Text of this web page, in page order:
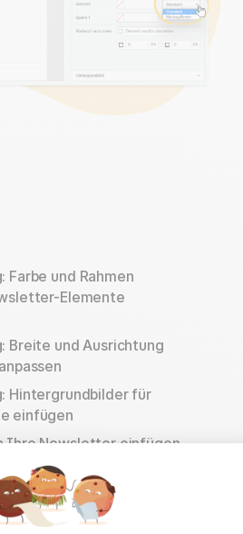
Farbe und Rahmen
Elemente
Breite und Ausrichtung
Hintergrundbilder für
einfügen
Ihre Newsletter einfügen